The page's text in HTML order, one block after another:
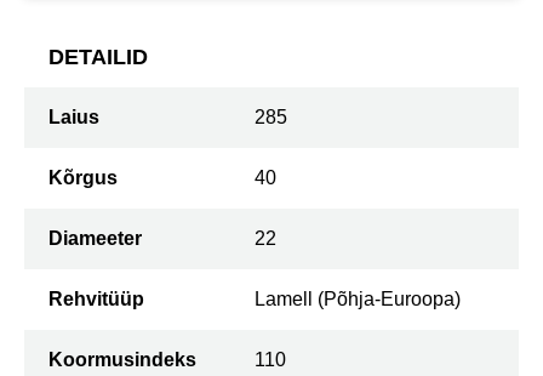
DETAILID
Laius 285
Kõrgus 40
Diameeter 22
Rehvitüüp Lamell (Põhja-Euroopa)
Koormusindeks 110